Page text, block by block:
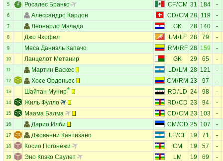
5 Росалес Бранко CF/CM 31 184 -
6 Алессандро Кардон CD/CM 28 119 -
7 Леонардо Мачадо GK 28 140 -
8 Джо Чхофел LM /LF 28 79 -
9 Меса Даниэль Капачо RM /RF 28 159 -
10 Ланцелот Метанир GK 29 65 -
11 Мартин Васкес LD/LM 28 121 -
12 Хосе Ордоньес CM / RM 23 97 -
13 Шайтан Мунир RD/ LD 24 98 -
14 Жиль Фулло RD/CD 23 94 -
15 Маама Балма CD/CM 23 103 -
16 Дарио Илби CM /CD 25 107 -
17 Джованни Кантизано LF/CF 19 71 -
18 Косио Погонежи CM 19 57 -
19 Эно Кпэко Саулет LM 19 69 -